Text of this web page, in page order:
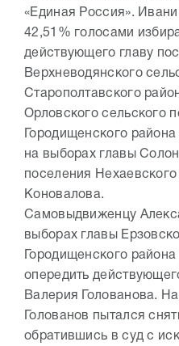
«Единая Россия».
42,51% голосами
действующего главу
Верхневодянского
Старополтавского
Орловского сельского
Городищенского
на выборах главы
поселения
Коновалова.
Самовыдвиженцу
выборах главы
Городищенского
опередить
Валерия Голованова.
Голованов пытался
обратившись в суд с